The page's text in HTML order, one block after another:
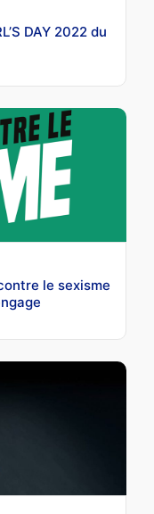
DAY 2022 du
le sexisme